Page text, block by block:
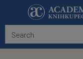
Skip to main content